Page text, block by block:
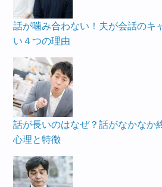
話が噛み合わない！夫が会話のキ
い４つの理由
話が長いのはなぜ？話がなかなか
心理と特徴